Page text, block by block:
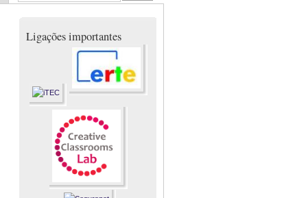
Ligações importantes